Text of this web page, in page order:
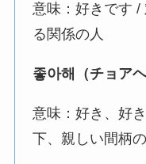
意味：好きです /
る関係の人
좋아해（チョアヘ
意味：好き、好
下、親しい間柄